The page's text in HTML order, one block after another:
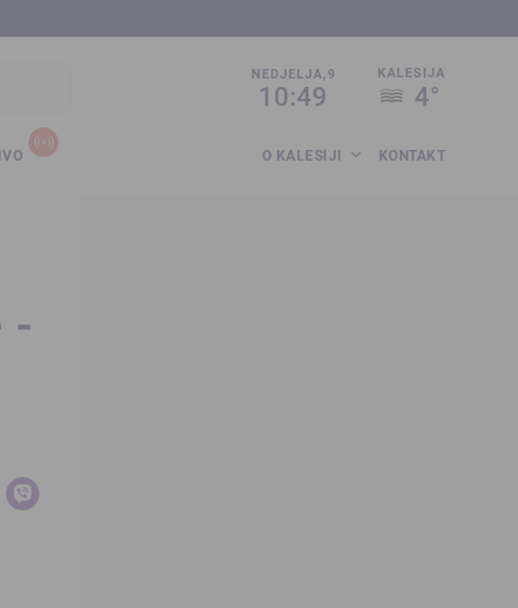
NEDJELJA,9
10:49
KALESIJA
4°
O KALESIJI KONTAKT
-